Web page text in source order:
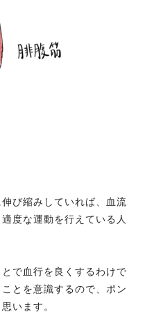
び縮みしていれば、血流
度な運動を行えている人
で血行を良くするわけで
とを意識するので、ポン
います。